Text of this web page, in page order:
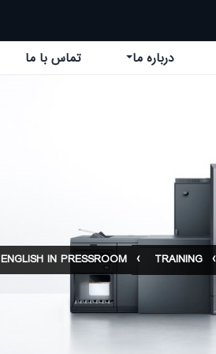
درباره ما تماس با ما
TRAINING
ENGLISH IN PRESSROOM